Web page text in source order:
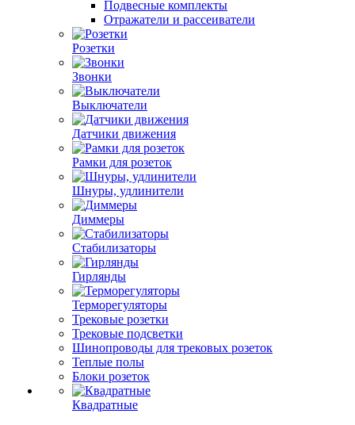
Подвесные комплекты
Отражатели и рассеиватели
Розетки
Звонки
Выключатели
Датчики движения
Рамки для розеток
Шнуры, удлинители
Диммеры
Стабилизаторы
Гирлянды
Терморегуляторы
Трековые розетки
Трековые подсветки
Шинопроводы для трековых розеток
Теплые полы
Блоки розеток
Квадратные